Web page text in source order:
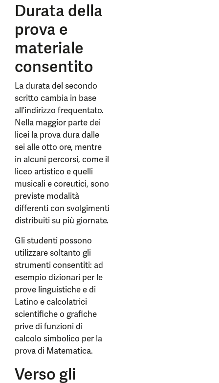
Durata della
prova e
materiale
consentito
La durata del secondo
scritto cambia in base
all’indirizzo frequentato.
Nella maggior parte dei
licei la prova dura dalle
sei alle otto ore, mentre
in alcuni percorsi, come il
liceo artistico e quelli
musicali e coreutici, sono
previste modalità
differenti con svolgimenti
distribuiti su più giornate.
Gli studenti possono
utilizzare soltanto gli
strumenti consentiti: ad
esempio dizionari per le
prove linguistiche e di
Latino e calcolatrici
scientifiche o grafiche
prive di funzioni di
calcolo simbolico per la
prova di Matematica.
Verso gli